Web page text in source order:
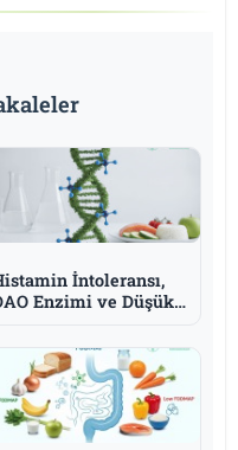
İntoleransı,
Enzimi ve Düşük